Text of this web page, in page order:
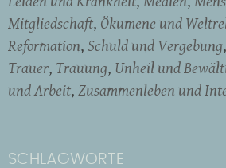
Mitgliedschaft Ökumene und
Reformation Schuld und Vergebung
Trauer Trauung Unheil und
und Arbeit Zusammenleben und
SCHLAGWORTE